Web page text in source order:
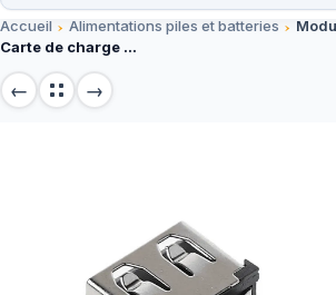
Accueil Alimentations piles et batteries
Carte de charge rapide USB 12V 24V à QC3.0